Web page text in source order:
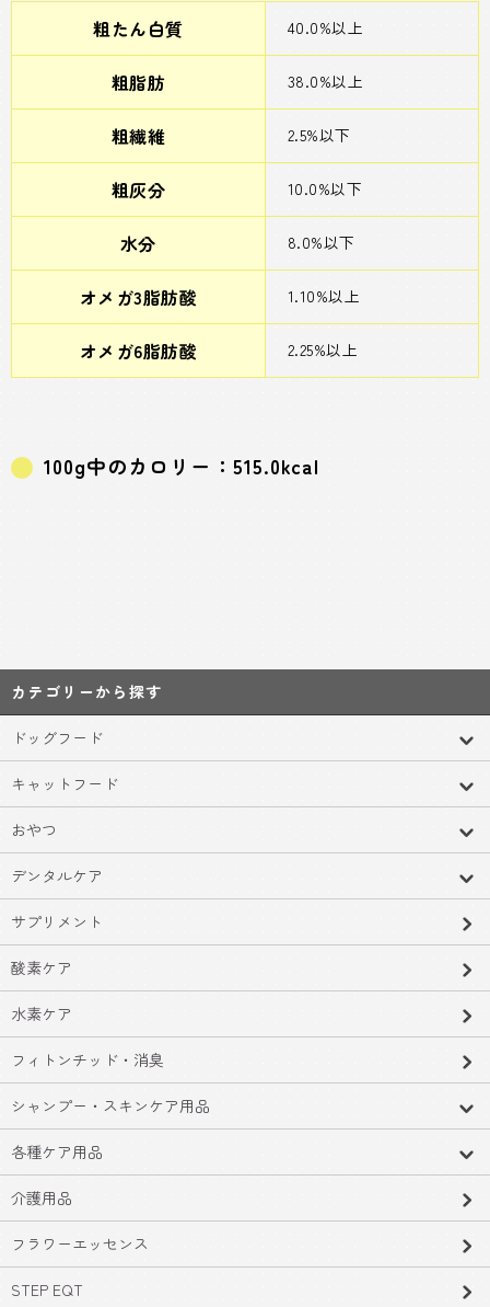
粗たん白質 40.0%以上
粗脂肪 38.0%以上
粗繊維 2.5%以下
粗灰分 10.0%以下
水分 8.0%以下
オメガ3脂肪酸 1.10%以上
オメガ6脂肪酸 2.25%以上
100g中のカロリー：515.0kcal
カテゴリーから探す
ドッグフード
キャットフード
おやつ
デンタルケア
サプリメント
酸素ケア
水素ケア
フィトンチッド・消臭
シャンプー・スキンケア用品
各種ケア用品
介護用品
フラワーエッセンス
STEP EQT